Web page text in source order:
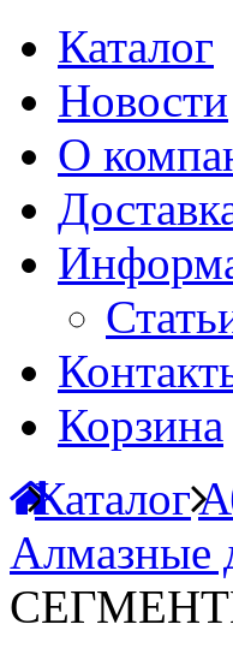
Каталог
Новости
О
Корзина
Каталог
Алмазные